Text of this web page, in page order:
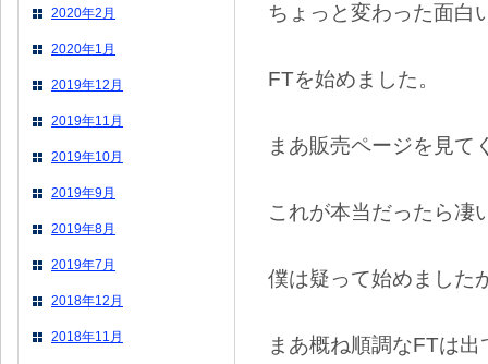
ちょっと変わった面白
FTを始めました。
まあ販売ページを見て
これが本当だったら凄
僕は疑って始めました
まあ概ね順調なFTは出
2020年2月
2020年1月
2019年12月
2019年11月
2019年10月
2019年9月
2019年8月
2019年7月
2018年12月
2018年11月